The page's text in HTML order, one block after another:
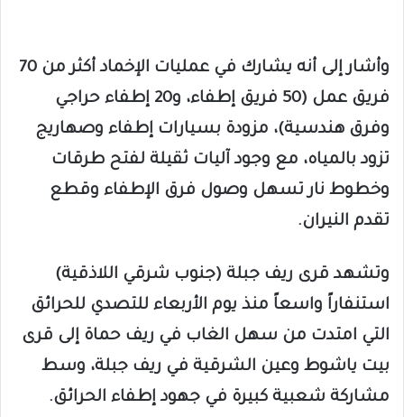
وأشار إلى أنه يشارك في عمليات الإخماد أكثر من 70
فريق عمل (50 فريق إطفاء، و20 إطفاء حراجي
وفرق هندسية)، مزودة بسيارات إطفاء وصهاريج
تزود بالمياه، مع وجود آليات ثقيلة لفتح طرقات
وخطوط نار تسهل وصول فرق الإطفاء وقطع
تقدم النيران.
وتشهد قرى ريف جبلة (جنوب شرقي اللاذقية)
استنفاراً واسعاً منذ يوم الأربعاء للتصدي للحرائق
التي امتدت من سهل الغاب في ريف حماة إلى قرى
بيت ياشوط وعين الشرقية في ريف جبلة، وسط
مشاركة شعبية كبيرة في جهود إطفاء الحرائق.